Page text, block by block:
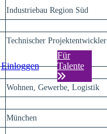
Einloggen
Für
Talente
Industriebau Region Süd
Technischer Projektentwickler
Wohnen, Gewerbe, Logistik
München